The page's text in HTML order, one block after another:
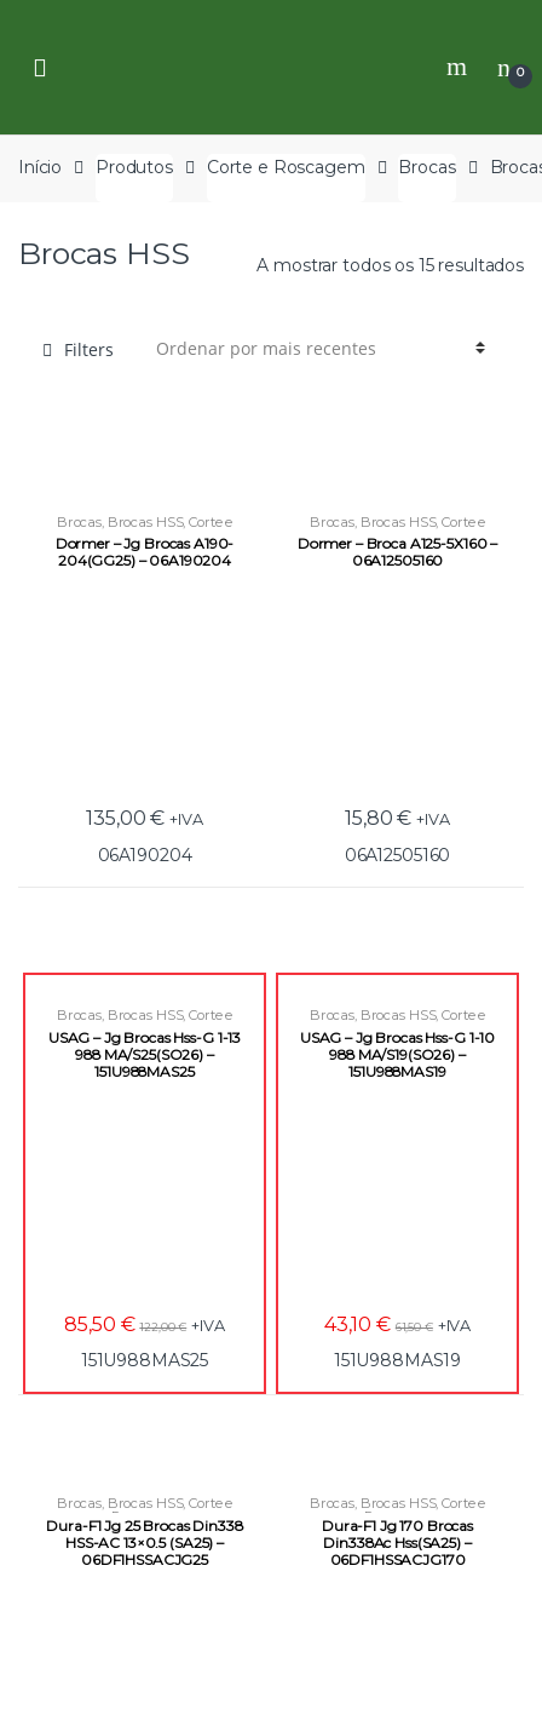
navigation
content
0
Início Produtos Corte e Roscagem Brocas
Brocas HSS A mostrar todos os 15 resultados
Filters
Brocas Brocas HSS,Corte e
Roscagem
Dormer – Jg Brocas A190-
204(GG25) – 06A190204
135,00€ +IVA
06A190204
Brocas Brocas HSS,Corte e
Roscagem
Dormer – Broca A125-5X160 –
06A12505160
15,80€ +IVA
06A12505160
Brocas, Brocas HSS,Corte e
Roscagem
USAG – Jg Brocas Hss-G 1-13
988 MA/S25(SO26) –
151U988MAS25
85,50 € 122,00€ +IVA
151U988MAS25
Brocas, Brocas HSS,Corte e
Roscagem
USAG – Jg Brocas Hss-G 1-10
988 MA/S19(SO26) –
151U988MAS19
43,10€ 61,50€ +IVA
151U988MAS19
Brocas, Brocas HSS,Corte e
Roscagem
Dura-F1 Jg 25 Brocas Din338
HSS-AC 13×0.5 (SA25) –
06DF1HSSACJG25
Brocas, Brocas HSS,Corte e
Roscagem
Dura-F1 Jg 170 Brocas
Din338Ac Hss(SA25) –
06DF1HSSACJG170